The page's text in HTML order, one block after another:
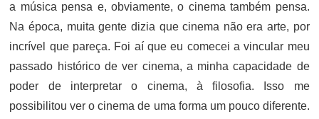
a música pensa e, obviamente, o cinema também pensa.
Na época, muita gente dizia que cinema não era arte, por
incrível que pareça. Foi aí que eu comecei a vincular meu
passado histórico de ver cinema, a minha capacidade de
poder de interpretar o cinema, à filosofia. Isso me
possibilitou ver o cinema de uma forma um pouco diferente.